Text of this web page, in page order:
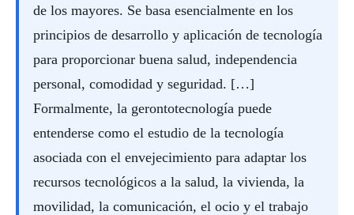
de los mayores. Se basa esencialmente en los
principios de desarrollo y aplicación de tecnología
para proporcionar buena salud, independencia
personal, comodidad y seguridad. […]
Formalmente, la gerontotecnología puede
entenderse como el estudio de la tecnología
asociada con el envejecimiento para adaptar los
recursos tecnológicos a la salud, la vivienda, la
movilidad, la comunicación, el ocio y el trabajo